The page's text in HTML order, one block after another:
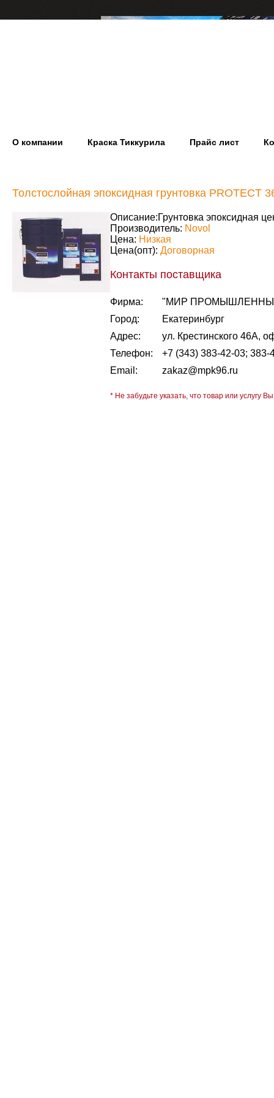
О компании Краска Тиккурила Прайс лист
Толстослойная эпоксидная грунтовка PROTECT
Описание:Грунтовка эпоксидная
Производитель: Novol
Цена: Низкая
Цена(опт): Договорная
Контакты поставщика
Фирма:
"МИР
Город:
Екатеринбург
Адрес:
ул. Крестинского 46А,
Телефон:
+7 (343) 383-42-03; 383-
Email:
zakaz@mpk96.ru
* Не забудьте указать, что товар или услугу